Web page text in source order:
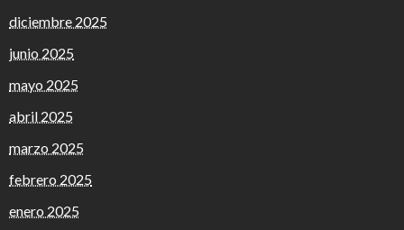
diciembre 2025
junio 2025
mayo 2025
abril 2025
marzo 2025
febrero 2025
enero 2025